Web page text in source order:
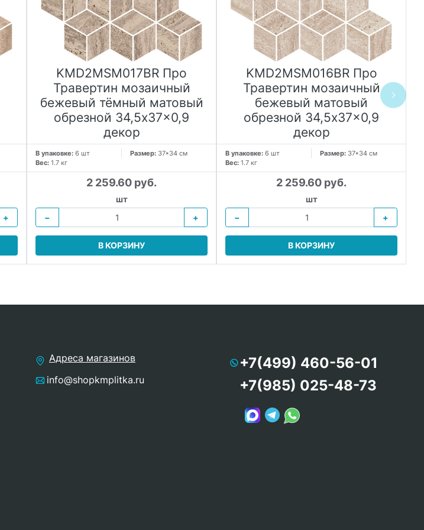
+
KMD2MSM017BR Про
Травертин мозаичный
бежевый тёмный матовый
обрезной 34,5x37x0,9
декор
В упаковке: 6 шт Размер: 37*34 см
Вес: 1.7 кг
2 259.60 руб.
шт
−
+
В КОРЗИНУ
KMD2MSM016BR Про
Травертин мозаичный
бежевый матовый
обрезной 34,5x37x0,9
декор
В упаковке: 6 шт Размер: 37*34 см
Вес: 1.7 кг
2 259.60 руб.
шт
−
+
В КОРЗИНУ
Адреса магазинов
info@shopkmplitka.ru
+7(499) 460-56-01
+7(985) 025-48-73